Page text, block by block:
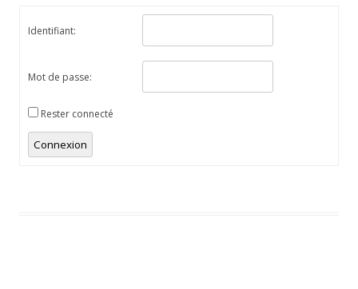
Identifiant:
Mot de passe:
Rester connecté
Connexion